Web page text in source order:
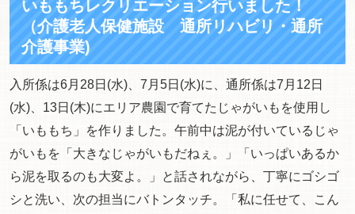
いももちレクリエーション行いました！
（介護老人保健施設 通所リハビリ・通所
介護事業)
入所係は6月28日(水)、7月5日(水)に、通所係は7月12日
(水)、13日(木)にエリア農園で育てたじゃがいもを使用し
「いももち」を作りました。午前中は泥が付いているじゃ
がいもを「大きなじゃがいもだねぇ。」「いっぱいあるか
ら泥を取るのも大変よ。」と話されながら、丁寧にゴシゴ
シと洗い、次の担当にバトンタッチ。「私に任せて、こん